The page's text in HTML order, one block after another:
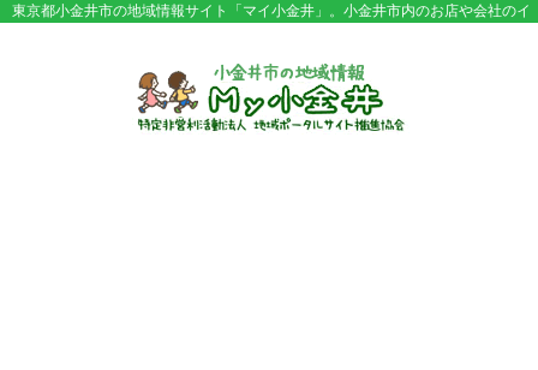
東京都小金井市の地域情報サイト「マイ小金井」。小金井市内のお店や会社のイ